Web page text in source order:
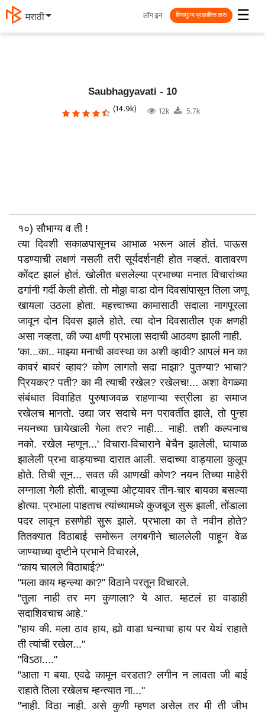
मराठी ☰
लॉग इन विनामूल्य प्रकाशित करा
Saubhagyavati - 10
(14.9k) 12k 5.7k
१०) सौभाग्य व ती !
त्या दिवशी सकाळपासूनच आभाळ भरून आलं होतं. पाऊस
पडण्याची लक्षणं नसली तरी सूर्यदर्शनही होत नव्हतं. वातावरण
कोंदट झालं होतं. खोलीत बसलेल्या प्रभाच्या मनात विचारांच्या
ढगांनी गर्दी केली होती. तो मोठ्ठा वाडा दोन दिवसांपासून तिला जणू
खायला उठला होता. महत्त्वाच्या कामासाठी सदाला नागपूरला
जावून दोन दिवस झाले होते. त्या दोन दिवसातील एक क्षणही
असा नव्हता, की ज्या क्षणी प्रभाला सदाची आठवण झाली नाही.
'का...का.. माझ्या मनाची अवस्था का अशी व्हावी? आपलं मन का
कावरं बावरं व्हाव? कोण लागतो सदा माझा? पुतण्या? भाचा?
प्रियकर? पती? का मी त्याची रखेल? रखेलच!... अशा वेगळ्या
संबंधात विवाहित पुरुषाजवळ राहणाऱ्या स्त्रीला हा समाज
रखेलच मानतो. उद्या जर सदाचे मन परावर्तीत झाले, तो पुन्हा
नयनच्या छायेखाली गेला तर? नाही... नाही. तशी कल्पनाच
नको. रखेल म्हणून...' विचारा-विचाराने बेचैन झालेली, घायाळ
झालेली प्रभा वाड्याच्या दारात आली. सदाच्या वाड्याला कुलूप
होते. तिची सून... सवत की आणखी कोण? नयन तिच्या माहेरी
लग्नाला गेली होती. बाजूच्या ओट्यावर तीन-चार बायका बसल्या
होत्या. प्रभाला पाहताच त्यांच्यामध्ये कुजबूज सुरू झाली, तोंडाला
पदर लावून हसणेही सुरू झाले. प्रभाला का ते नवीन होते?
तितक्यात विठाबाई समोरून लगबगीने चाललेली पाहून वेळ
जाण्याच्या दृष्टीने प्रभाने विचारले,
"काय चालले विठाबाई?"
"मला काय म्हन्ल्या का?" विठाने परतून विचारले.
"तुला नाही तर मग कुणाला? ये आत. म्हटलं हा वाडाही
सदाशिवचाच आहे."
"हाय की. मला ठाव हाय, ह्यो वाडा धन्याचा हाय पर येथं राहाते
ती त्यांची रखेल..."
"विऽठा...."
"आता ग बया. एवढे कामून वरडता? लगीन न लावता जी बाई
राहाते तिला रखेलच म्हन्त्यात ना..."
"नाही. विठा नाही. असे कुणी म्हणत असेल तर मी ती जीभ